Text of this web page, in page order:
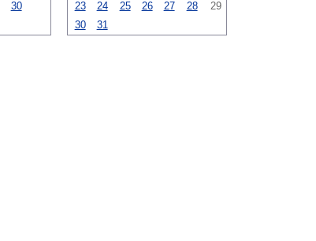
30
23
24 25 26 27 28
29
30
31